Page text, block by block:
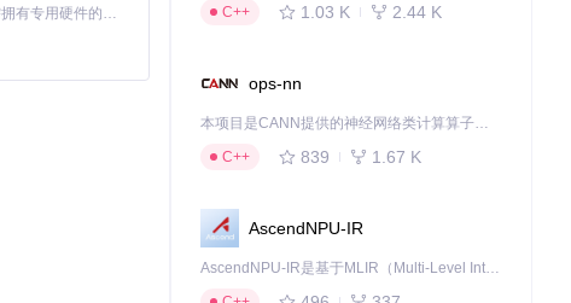
基于Python的Xiaozhi AI，适用于想要完整Xiaozhi体验而无需拥有专用硬件的用户。
C++
1.03 K 2.44 K
ops-nn
本项目是CANN提供的神经网络类计算算子库，实现网络在NPU上加速计算。
C++
839 1.67 K
AscendNPU-IR
AscendNPU-IR是基于MLIR（Multi-Level Intermediate Representation）构建的，面向昇腾亲和算子编译时使用的中间表示，提供昇腾完备表达能力，通过编译优化提升昇腾AI处理器计算效率，支持通过生态框架使能昇腾AI处理器与深度调优